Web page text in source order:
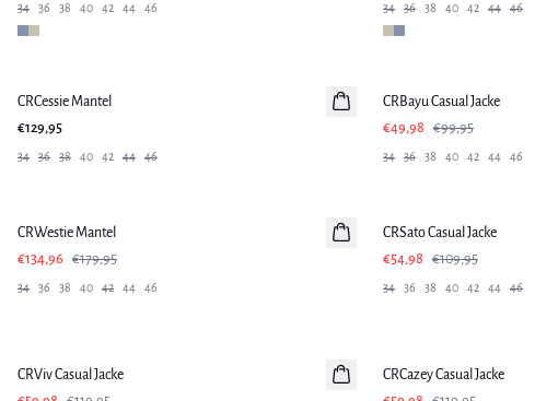
34 36 38 40 42 44 46 34 36 38 40 42 44 46
CRCessie Mantel
€129,95
34 36 38 40 42 44 46
CRBayu Casual Jacke
€49,98
€99,95
34 36 38 40 42 44 46
CRWestie Mantel
€134,96
€179,95
34 36 38 40 42 44 46
CRSato Casual Jacke
€54,98
€109,95
34 36 38 40 42 44 46
CRViv Casual Jacke
CRCazey Casual Jacke